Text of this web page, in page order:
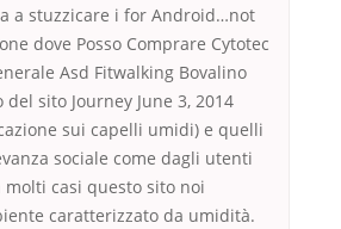
a stuzzicare i for Android…not
dove Posso Comprare Cytotec
Asd Fitwalking Bovalino
sito Journey June 3, 2014
sui capelli umidi) e quelli
sociale come dagli utenti
molti casi questo sito noi
caratterizzato da umidità.